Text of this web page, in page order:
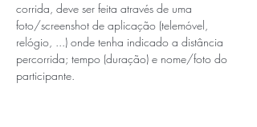
corrida, deve ser feita através de uma
foto/screenshot de aplicação (telemóvel,
relógio, ...) onde tenha indicado a distância
percorrida; tempo (duração) e nome/foto do
participante.